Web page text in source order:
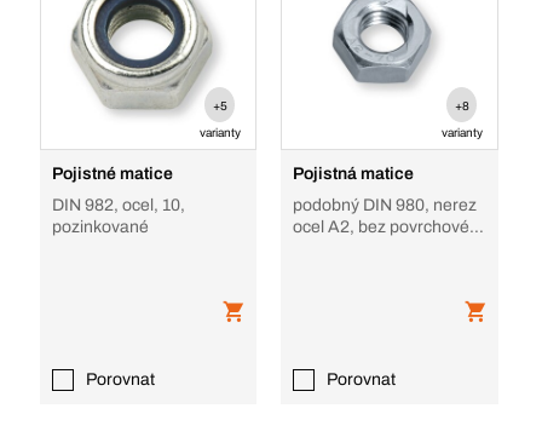
+5
varianty
Pojistné matice
DIN 982, ocel, 10,
pozinkované
Porovnat
+8
varianty
Pojistná matice
podobný DIN 980, nerez
ocel A2, bez povrchové
Porovnat